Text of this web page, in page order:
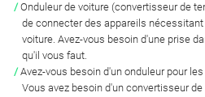
Onduleur de voiture (convertisseur de
de connecter des appareils nécessitant
voiture. Avez-vous besoin d'une prise
qu'il vous faut.
Avez-vous besoin d'un onduleur pour
Vous avez besoin d'un convertisseur